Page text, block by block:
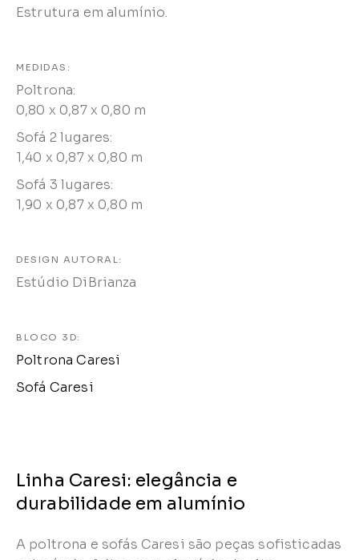
Estrutura em alumínio.
MEDIDAS:
Poltrona:
0,80 x 0,87 x 0,80 m
Sofá 2 lugares:
1,40 x 0,87 x 0,80 m
Sofá 3 lugares:
1,90 x 0,87 x 0,80 m
DESIGN AUTORAL:
Estúdio DiBrianza
BLOCO 3D:
Poltrona Caresi
Sofá Caresi
Linha Caresi: elegância e
durabilidade em alumínio
A poltrona e sofás Caresi são peças sofisticadas